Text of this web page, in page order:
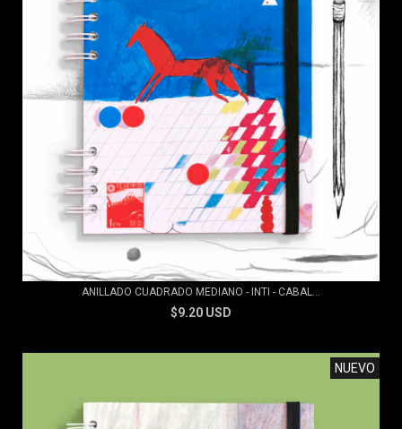
ANILLADO CUADRADO MEDIANO - INTI - CABAL...
$9.20 USD
NUEVO